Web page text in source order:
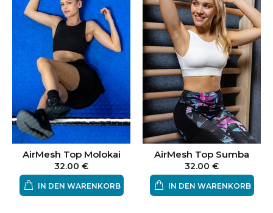
AirMesh Top Molokai
32.00 €
IN DEN WARENKORB
AirMesh Top Sumba
32.00 €
IN DEN WARENKORB